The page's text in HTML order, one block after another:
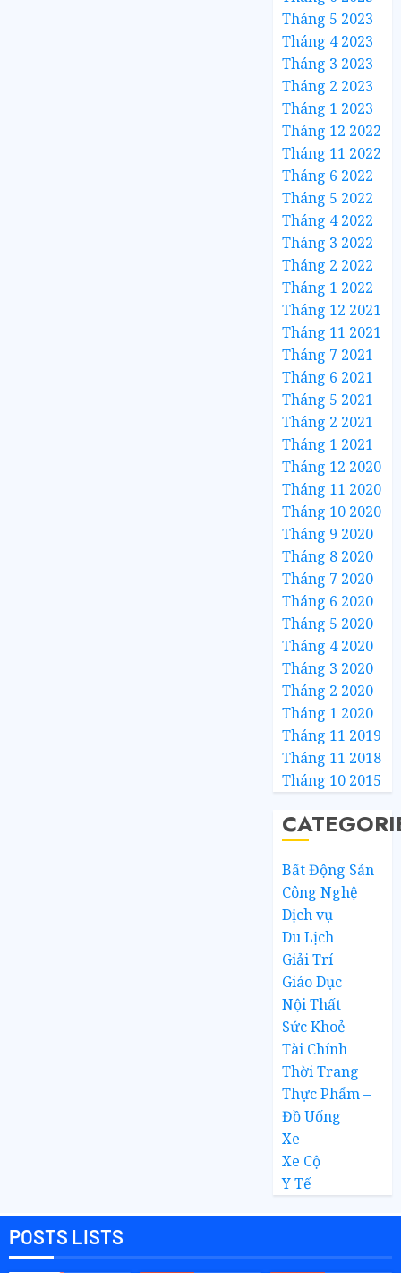
Tháng 5 2023
Tháng 4 2023
Tháng 3 2023
Tháng 2 2023
Tháng 1 2023
Tháng 12 2022
Tháng 11 2022
Tháng 6 2022
Tháng 5 2022
Tháng 4 2022
Tháng 3 2022
Tháng 2 2022
Tháng 1 2022
Tháng 12 2021
Tháng 11 2021
Tháng 7 2021
Tháng 6 2021
Tháng 5 2021
Tháng 2 2021
Tháng 1 2021
Tháng 12 2020
Tháng 11 2020
Tháng 10 2020
Tháng 9 2020
Tháng 8 2020
Tháng 7 2020
Tháng 6 2020
Tháng 5 2020
Tháng 4 2020
Tháng 3 2020
Tháng 2 2020
Tháng 1 2020
Tháng 11 2019
Tháng 11 2018
Tháng 10 2015
Bất Động Sản
Công Nghệ
Dịch vụ
Du Lịch
Giải Trí
Giáo Dục
Nội Thất
Sức Khoẻ
Tài Chính
Thời Trang
Thực Phẩm –
Đồ Uống
Xe
Xe Cộ
Y Tế
POSTS LISTS